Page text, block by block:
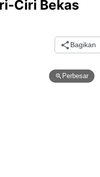
Ciri Bekas
Bagikan
Perbesar